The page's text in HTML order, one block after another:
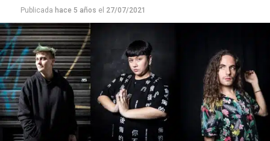
Publicada hace 5 años el 27/07/2021